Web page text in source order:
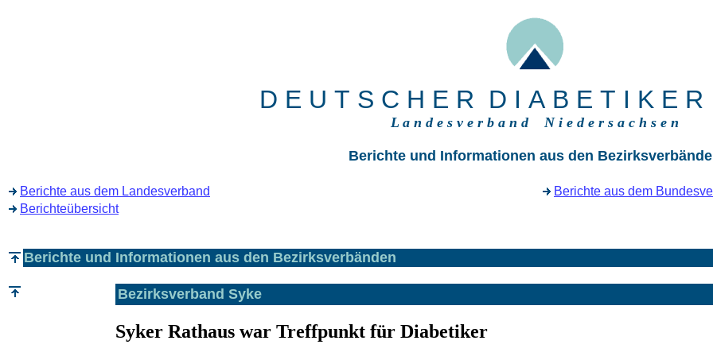
D E U T S C H E R D I A B E T I K E
L a n d e s v e r b a n d N i e d e r s a c h s e n
Berichte und Informationen aus den
Berichte aus dem Landesverband
Berichte aus dem
Berichteübersicht
Berichte und Informationen aus den Bezirksverbänden
Bezirksverband Syke
Syker Rathaus war Treffpunkt für Diabetiker